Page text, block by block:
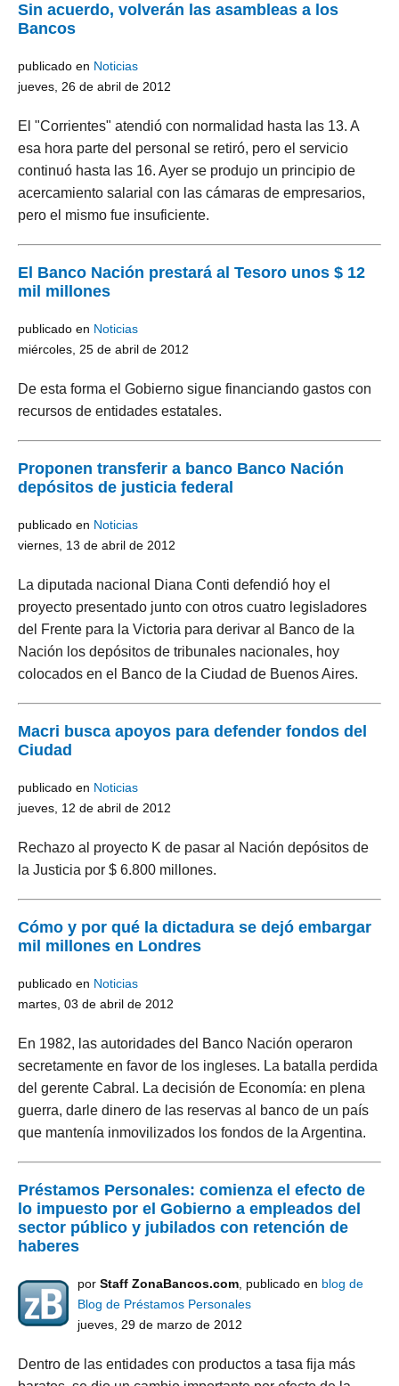
Sin acuerdo, volverán las asambleas a los
Bancos
publicado en Noticias
jueves, 26 de abril de 2012
El "Corrientes" atendió con normalidad hasta las 13. A
esa hora parte del personal se retiró, pero el servicio
continuó hasta las 16. Ayer se produjo un principio de
acercamiento salarial con las cámaras de empresarios,
pero el mismo fue insuficiente.
El Banco Nación prestará al Tesoro unos $ 12
mil millones
publicado en Noticias
miércoles, 25 de abril de 2012
De esta forma el Gobierno sigue financiando gastos con
recursos de entidades estatales.
Proponen transferir a banco Banco Nación
depósitos de justicia federal
publicado en Noticias
viernes, 13 de abril de 2012
La diputada nacional Diana Conti defendió hoy el
proyecto presentado junto con otros cuatro legisladores
del Frente para la Victoria para derivar al Banco de la
Nación los depósitos de tribunales nacionales, hoy
colocados en el Banco de la Ciudad de Buenos Aires.
Macri busca apoyos para defender fondos del
Ciudad
publicado en Noticias
jueves, 12 de abril de 2012
Rechazo al proyecto K de pasar al Nación depósitos de
la Justicia por $ 6.800 millones.
Cómo y por qué la dictadura se dejó embargar
mil millones en Londres
publicado en Noticias
martes, 03 de abril de 2012
En 1982, las autoridades del Banco Nación operaron
secretamente en favor de los ingleses. La batalla perdida
del gerente Cabral. La decisión de Economía: en plena
guerra, darle dinero de las reservas al banco de un país
que mantenía inmovilizados los fondos de la Argentina.
Préstamos Personales: comienza el efecto de
lo impuesto por el Gobierno a empleados del
sector público y jubilados con retención de
haberes
porStaff ZonaBancos.com, publicado en blog de
Blog de Préstamos Personales
jueves, 29 de marzo de 2012
Dentro de las entidades con productos a tasa fija más